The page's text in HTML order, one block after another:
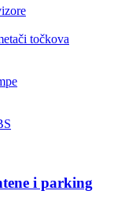
točkova
i parking